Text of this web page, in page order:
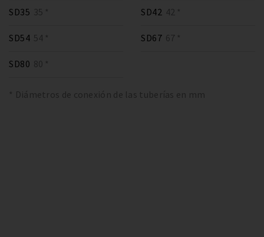
SD35 35 * SD42 42 *
SD54 54 * SD67 67 *
SD80 80 *
* Diámetros de conexión de las tuberías en mm